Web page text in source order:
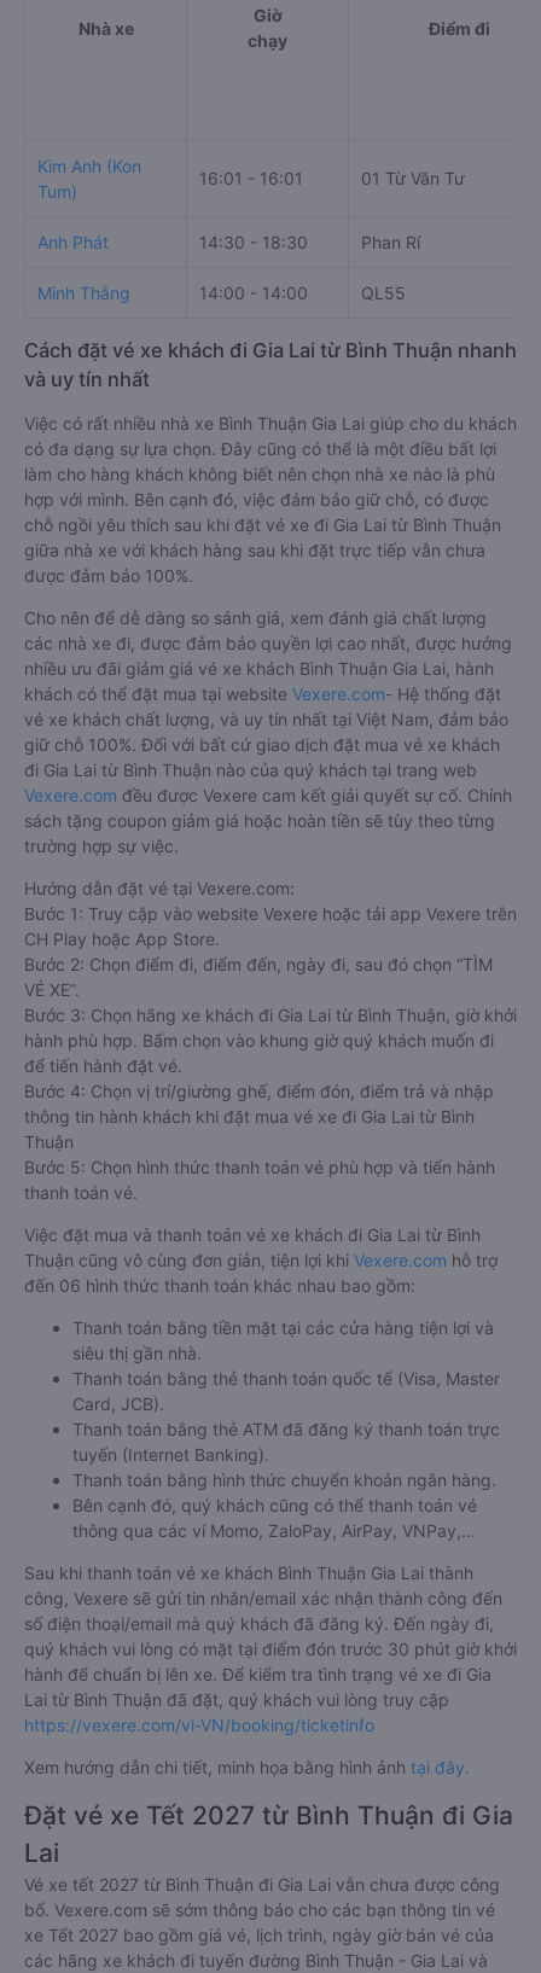
Nhà xe
Giờ
chạy
Điểm đi
Kim Anh (Kon
Tum)
16:01 - 16:01 01 Từ Văn Tư
Anh Phát 14:30 - 18:30 Phan Rí
Minh Thắng 14:00 - 14:00 QL55
Cách đặt vé xe khách đi Gia Lai từ Bình Thuận nhanh
và uy tín nhất
Việc có rất nhiều nhà xe Bình Thuận Gia Lai giúp cho du khách
có đa dạng sự lựa chọn. Đây cũng có thể là một điều bất lợi
làm cho hàng khách không biết nên chọn nhà xe nào là phù
hợp với mình. Bên cạnh đó, việc đảm bảo giữ chỗ, có được
chỗ ngồi yêu thích sau khi đặt vé xe đi Gia Lai từ Bình Thuận
giữa nhà xe với khách hàng sau khi đặt trực tiếp vẫn chưa
được đảm bảo 100%.
Cho nên để dễ dàng so sánh giá, xem đánh giá chất lượng
các nhà xe đi, được đảm bảo quyền lợi cao nhất, được hưởng
nhiều ưu đãi giảm giá vé xe khách Bình Thuận Gia Lai, hành
khách có thể đặt mua tại website Vexere.com- Hệ thống đặt
vé xe khách chất lượng, và uy tín nhất tại Việt Nam, đảm bảo
giữ chỗ 100%. Đối với bất cứ giao dịch đặt mua vé xe khách
đi Gia Lai từ Bình Thuận nào của quý khách tại trang web
Vexere.com đều được Vexere cam kết giải quyết sự cố. Chính
sách tặng coupon giảm giá hoặc hoàn tiền sẽ tùy theo từng
trường hợp sự việc.
Hướng dẫn đặt vé tại Vexere.com:
Bước 1: Truy cập vào website Vexere hoặc tải app Vexere trên
CH Play hoặc App Store.
Bước 2: Chọn điểm đi, điểm đến, ngày đi, sau đó chọn “TÌM
VÉ XE”.
Bước 3: Chọn hãng xe khách đi Gia Lai từ Bình Thuận, giờ khởi
hành phù hợp. Bấm chọn vào khung giờ quý khách muốn đi
để tiến hành đặt vé.
Bước 4: Chọn vị trí/giường ghế, điểm đón, điểm trả và nhập
thông tin hành khách khi đặt mua vé xe đi Gia Lai từ Bình
Thuận
Bước 5: Chọn hình thức thanh toán vé phù hợp và tiến hành
thanh toán vé.
Việc đặt mua và thanh toán vé xe khách đi Gia Lai từ Bình
Thuận cũng vô cùng đơn giản, tiện lợi khi Vexere.com hỗ trợ
đến 06 hình thức thanh toán khác nhau bao gồm:
Thanh toán bằng tiền mặt tại các cửa hàng tiện lợi và
siêu thị gần nhà.
Thanh toán bằng thẻ thanh toán quốc tế (Visa, Master
Card, JCB).
Thanh toán bằng thẻ ATM đã đăng ký thanh toán trực
tuyến (Internet Banking).
Thanh toán bằng hình thức chuyển khoản ngân hàng.
Bên cạnh đó, quý khách cũng có thể thanh toán vé
thông qua các ví Momo, ZaloPay, AirPay, VNPay,…
Sau khi thanh toán vé xe khách Bình Thuận Gia Lai thành
công, Vexere sẽ gửi tin nhắn/email xác nhận thành công đến
số điện thoại/email mà quý khách đã đăng ký. Đến ngày đi,
quý khách vui lòng có mặt tại điểm đón trước 30 phút giờ khởi
hành để chuẩn bị lên xe. Để kiểm tra tình trạng vé xe đi Gia
Lai từ Bình Thuận đã đặt, quý khách vui lòng truy cập
https://vexere.com/vi-VN/booking/ticketinfo
Xem hướng dẫn chi tiết, minh họa bằng hình ảnh tại đây.
Đặt vé xe Tết 2027 từ Bình Thuận đi Gia
Lai
Vé xe tết 2027 từ Bình Thuận đi Gia Lai vẫn chưa được công
bố. Vexere.com sẽ sớm thông báo cho các bạn thông tin vé
xe Tết 2027 bao gồm giá vé, lịch trình, ngày giờ bán vé của
các hãng xe khách đi tuyến đường Bình Thuận - Gia Lai và